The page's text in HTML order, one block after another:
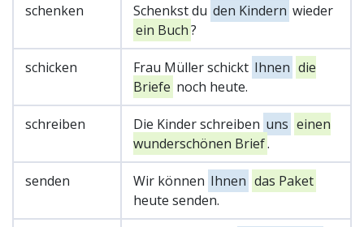
schenken Schenkst du den Kindern wieder
ein Buch?
schicken Frau Müller schickt Ihnen die
Briefe noch heute.
schreiben Die Kinder schreiben uns einen
wunderschönen Brief.
senden Wir können Ihnen das Paket
heute senden.